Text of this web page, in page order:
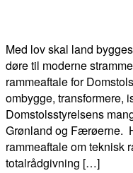
Med lov skal land
døre til moderne
rammeaftale for
ombygge, transformere,
Domstolsstyrelsens
Grønland og Færøerne.
rammeaftale om teknisk
totalrådgivning […]
Om os